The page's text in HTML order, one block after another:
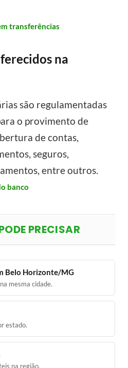
transferências
na
são regulamentadas
o provimento de
de contas,
seguros,
entre outros.
banco
PRECISAR
Belo Horizonte/MG
mesma cidade.
estado.
na região.